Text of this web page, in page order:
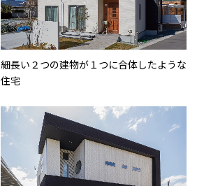
細長い２つの建物が１つに合体したような
住宅